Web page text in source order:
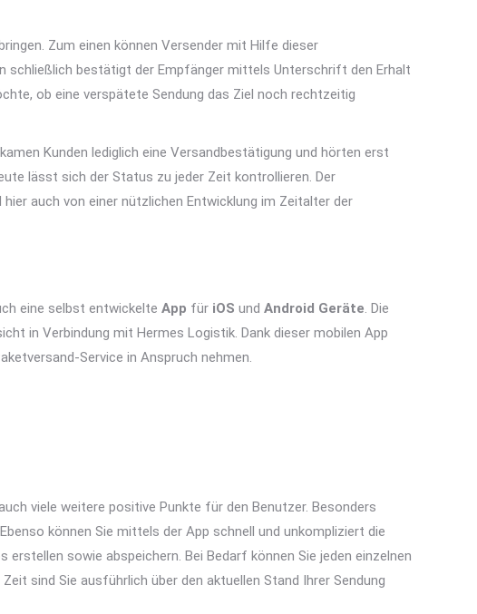
Zum einen können Versender mit Hilfe dieser
schließlich bestätigt der Empfänger mittels Unterschrift den Erhalt
ob eine verspätete Sendung das Ziel noch rechtzeitig
Kunden lediglich eine Versandbestätigung und hörten erst
lässt sich der Status zu jeder Zeit kontrollieren. Der
hier auch von einer nützlichen Entwicklung im Zeitalter der
eine selbst entwickelte App für iOS und Android Geräte. Die
in Verbindung mit Hermes Logistik. Dank dieser mobilen App
Service in Anspruch nehmen.
viele weitere positive Punkte für den Benutzer. Besonders
können Sie mittels der App schnell und unkompliziert die
sowie abspeichern. Bei Bedarf können Sie jeden einzelnen
sind Sie ausführlich über den aktuellen Stand Ihrer Sendung